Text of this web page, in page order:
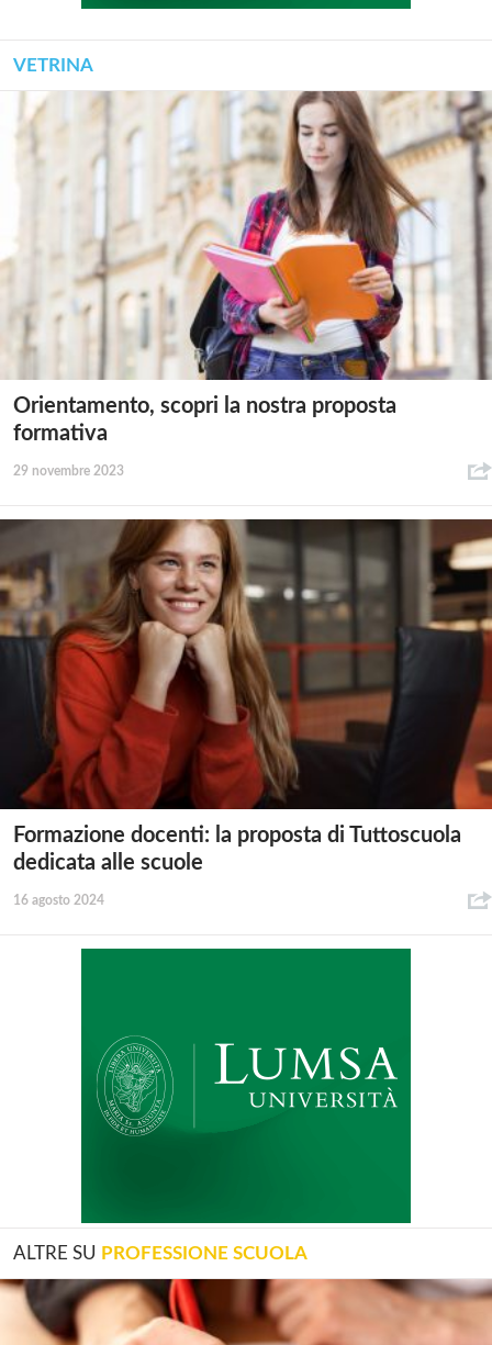
VETRINA
Orientamento, scopri la nostra proposta
formativa
29 novembre 2023
Formazione docenti: la proposta di Tuttoscuola
dedicata alle scuole
16 agosto 2024
ALTRE SU PROFESSIONE SCUOLA